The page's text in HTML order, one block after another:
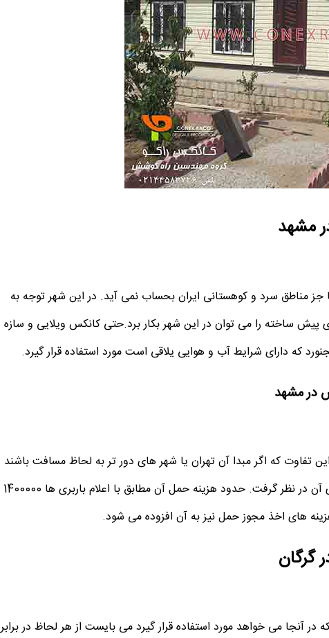
مشهد
مناطق سرد و کوهستانی ایران بحساب نمی آید. در این شهر توجه به
پیش ساخته را می توان در این شهر بکار برد.حتی کانکس ویلایی و سازه
که دارای شرایط آب و هوایی یلاقی است مورد استفاده قرار گیرد.
در مشهد
تفاوت که اگر مبدا آن تهران یا شهر های دور تر به لحاظ مسافت باشند
می بایست هزینه های جابجایی یا همان کرایه تریلی را از مبدا به مقصد برای آن در نظر گرفت. حدود هزینه حمل آن مطابق با اعلام باربری ها 1400000
های اخذ مجوز حمل نیز به آن افزوده می شود.
گرگان
آنجا می خواهد مورد استفاده قرار گیرد می بایست از هر لحاظ در برابر